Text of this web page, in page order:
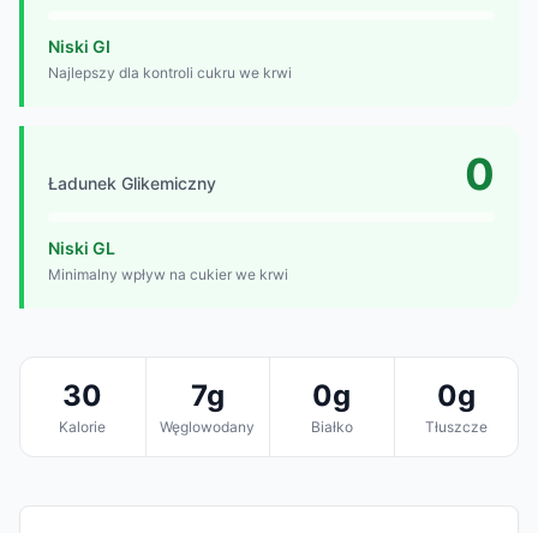
Niski GI
Najlepszy dla kontroli cukru we krwi
Ładunek Glikemiczny 0
Niski GL
Minimalny wpływ na cukier we krwi
30
Kalorie
7g
Węglowodany
0g
Białko
0g
Tłuszcze